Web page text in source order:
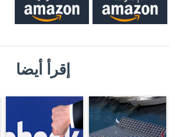
إقرأ أيضا